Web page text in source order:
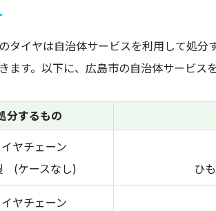
タイヤは自治体サービスを利用して処
ます。以下に、広島市の自治体サービス
分するもの
ヤチェーン
(ケースなし)
ひ
ヤチェーン